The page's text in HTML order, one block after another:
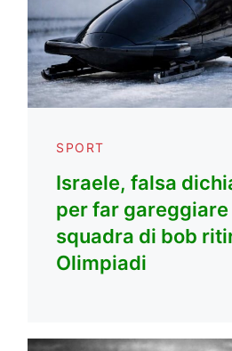
SPORT
Israele, falsa
per far
squadra di bob
Olimpiadi